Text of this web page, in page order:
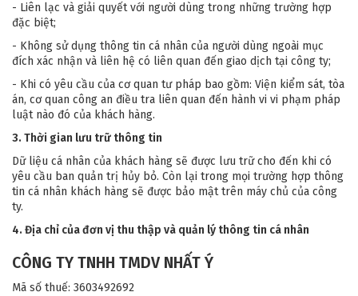
- Liên lạc và giải quyết với người dùng trong những trường hợp
đặc biệt;
- Không sử dụng thông tin cá nhân của người dùng ngoài mục
đích xác nhận và liên hệ có liên quan đến giao dịch tại công ty;
- Khi có yêu cầu của cơ quan tư pháp bao gồm: Viện kiểm sát, tòa
án, cơ quan công an điều tra liên quan đến hành vi vi phạm pháp
luật nào đó của khách hàng.
3. Thời gian lưu trữ thông tin
Dữ liệu cá nhân của khách hàng sẽ được lưu trữ cho đến khi có
yêu cầu ban quản trị hủy bỏ. Còn lại trong mọi trường hợp thông
tin cá nhân khách hàng sẽ được bảo mật trên máy chủ của công
ty.
4. Địa chỉ của đơn vị thu thập và quản lý thông tin cá nhân
CÔNG TY TNHH TMDV NHẤT Ý
Mã số thuế: 3603492692